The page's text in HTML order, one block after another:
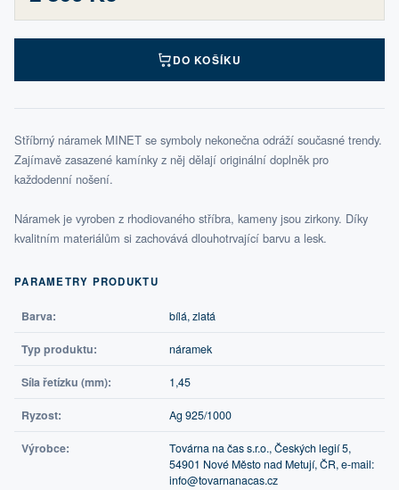
DO KOŠÍKU
Stříbrný náramek MINET se symboly nekonečna odráží současné trendy.
Zajímavě zasazené kamínky z něj dělají originální doplněk pro
každodenní nošení.
Náramek je vyroben z rhodiovaného stříbra, kameny jsou zirkony. Díky
kvalitním materiálům si zachovává dlouhotrvající barvu a lesk.
PARAMETRY PRODUKTU
Barva: bílá, zlatá
Typ produktu: náramek
Síla řetízku (mm): 1,45
Ryzost: Ag 925/1000
Výrobce:
Továrna na čas s.r.o., Českých legií 5,
54901 Nové Město nad Metují, ČR, e-mail:
info@tovarnanacas.cz